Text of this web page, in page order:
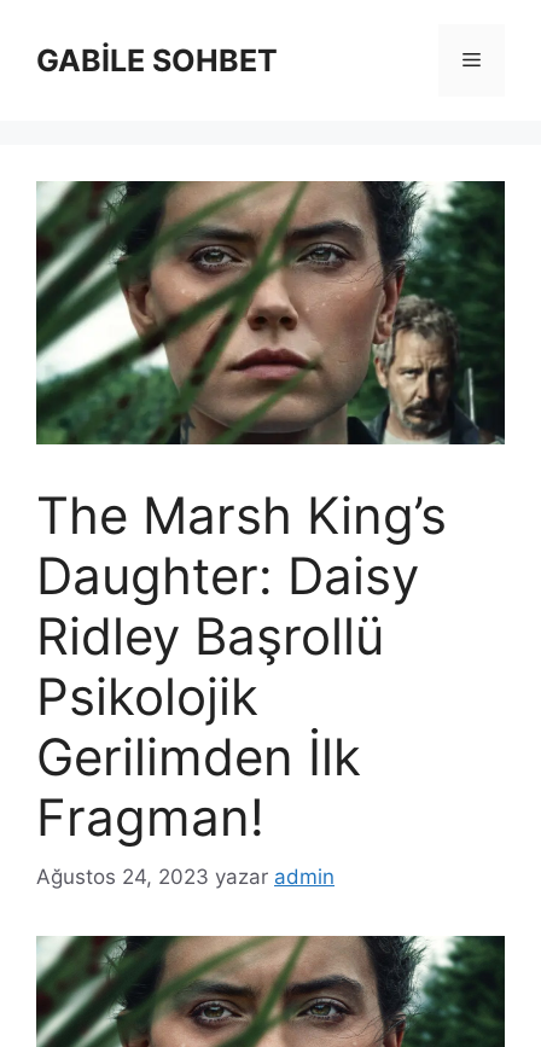
GABİLE SOHBET Menü
The Marsh King’s
Daughter: Daisy
Ridley Başrollü
Psikolojik
Gerilimden İlk
Fragman!
Ağustos 24, 2023 yazar admin